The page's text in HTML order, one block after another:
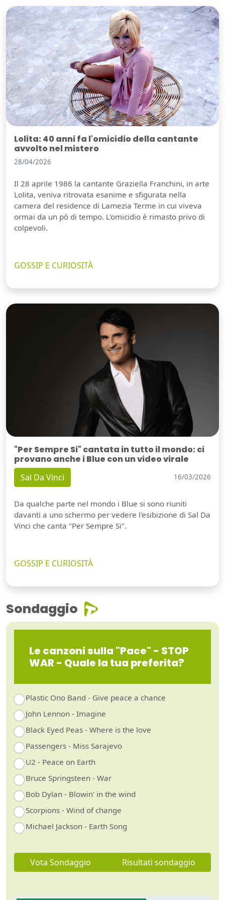
Lolita: 40 anni fa l'omicidio della cantante
avvolto nel mistero
28/04/2026
Il 28 aprile 1986 la cantante Graziella Franchini, in arte
Lolita, veniva ritrovata esanime e sfigurata nella
camera del residence di Lamezia Terme in cui viveva
ormai da un pò di tempo. L'omicidio è rimasto privo di
colpevoli.
GOSSIP E CURIOSITÀ
"Per Sempre Si" cantata in tutto il mondo: ci
provano anche i Blue con un video virale
Sal Da Vinci 16/03/2026
Da qualche parte nel mondo i Blue si sono riuniti
davanti a uno schermo per vedere l'esibizione di Sal Da
Vinci che canta "Per Sempre Si".
GOSSIP E CURIOSITÀ
Sondaggio
Le canzoni sulla "Pace" - STOP
WAR - Quale la tua preferita?
Plastic Ono Band - Give peace a chance
John Lennon - Imagine
Black Eyed Peas - Where is the love
Passengers - Miss Sarajevo
U2 - Peace on Earth
Bruce Springsteen - War
Bob Dylan - Blowin' in the wind
Scorpions - Wind of change
Michael Jackson - Earth Song
Vota Sondaggio Risultati sondaggio